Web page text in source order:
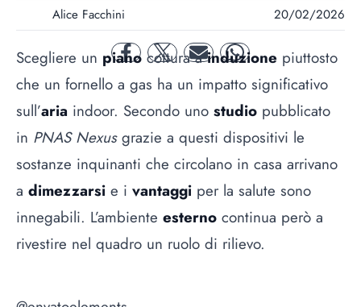
Alice Facchini 20/02/2026
facebooktwitter mail whatsapp
Scegliere un piano cottura ainduzione piuttosto
che un fornello a gas ha un impatto significativo
sull’aria indoor. Secondo uno studio pubblicato
in PNAS Nexusgrazie a questi dispositivi le
sostanze inquinanti che circolano in casa arrivano
a dimezzarsi e i vantaggi per la salute sono
innegabili. L’ambiente esterno continua però a
rivestire nel quadro un ruolo di rilievo.